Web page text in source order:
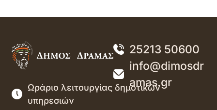
25213 50600
info@dimosdr
amas.gr
Ωράριο λειτουργίας δημοτικών
υπηρεσιών